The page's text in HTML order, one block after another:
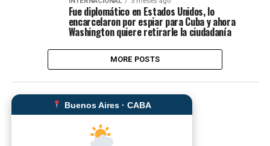
Fue diplomático en Estados Unidos, lo
encarcelaron por espiar para Cuba y ahora
Washington quiere retirarle la ciudadanía
MORE POSTS
Buenos Aires · CABA